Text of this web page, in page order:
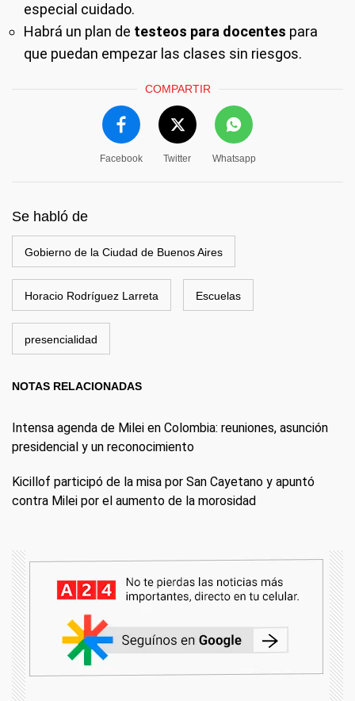
especial cuidado.
Habrá un plan de testeos para docentes para
que puedan empezar las clases sin riesgos.
COMPARTIR
Facebook Twitter Whatsapp
Se habló de
Gobierno de la Ciudad de Buenos Aires
Horacio Rodríguez Larreta Escuelas
presencialidad
NOTAS RELACIONADAS
Intensa agenda de Milei en Colombia: reuniones, asunción
presidencial y un reconocimiento
Kicillof participó de la misa por San Cayetano y apuntó
contra Milei por el aumento de la morosidad